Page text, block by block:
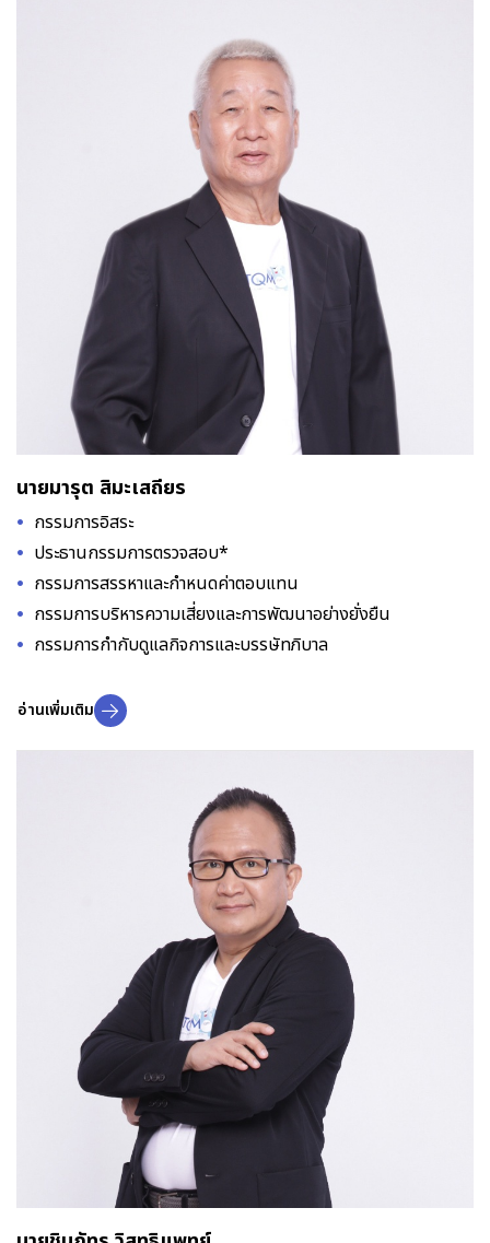
นายมารุต สิมะเสถียร
กรรมการอิสระ
ประธานกรรมการตรวจสอบ*
กรรมการสรรหาและกำหนดค่าตอบแทน
กรรมการบริหารความเสี่ยงและการพัฒนาอย่างยั่งยืน
กรรมการกำกับดูแลกิจการและบรรษัทภิบาล
อ่านเพิ่มเติม